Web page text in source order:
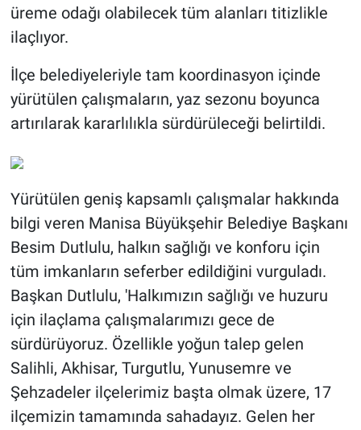
üreme odağı olabilecek tüm alanları titizlikle
ilaçlıyor.
İlçe belediyeleriyle tam koordinasyon içinde
yürütülen çalışmaların, yaz sezonu boyunca
artırılarak kararlılıkla sürdürüleceği belirtildi.
Yürütülen geniş kapsamlı çalışmalar hakkında
bilgi veren Manisa Büyükşehir Belediye Başkanı
Besim Dutlulu, halkın sağlığı ve konforu için
tüm imkanların seferber edildiğini vurguladı.
Başkan Dutlulu, 'Halkımızın sağlığı ve huzuru
için ilaçlama çalışmalarımızı gece de
sürdürüyoruz. Özellikle yoğun talep gelen
Salihli, Akhisar, Turgutlu, Yunusemre ve
Şehzadeler ilçelerimiz başta olmak üzere, 17
ilçemizin tamamında sahadayız. Gelen her